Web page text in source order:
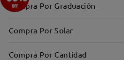
Compra Por Graduación
Compra Por Solar
Compra Por Cantidad